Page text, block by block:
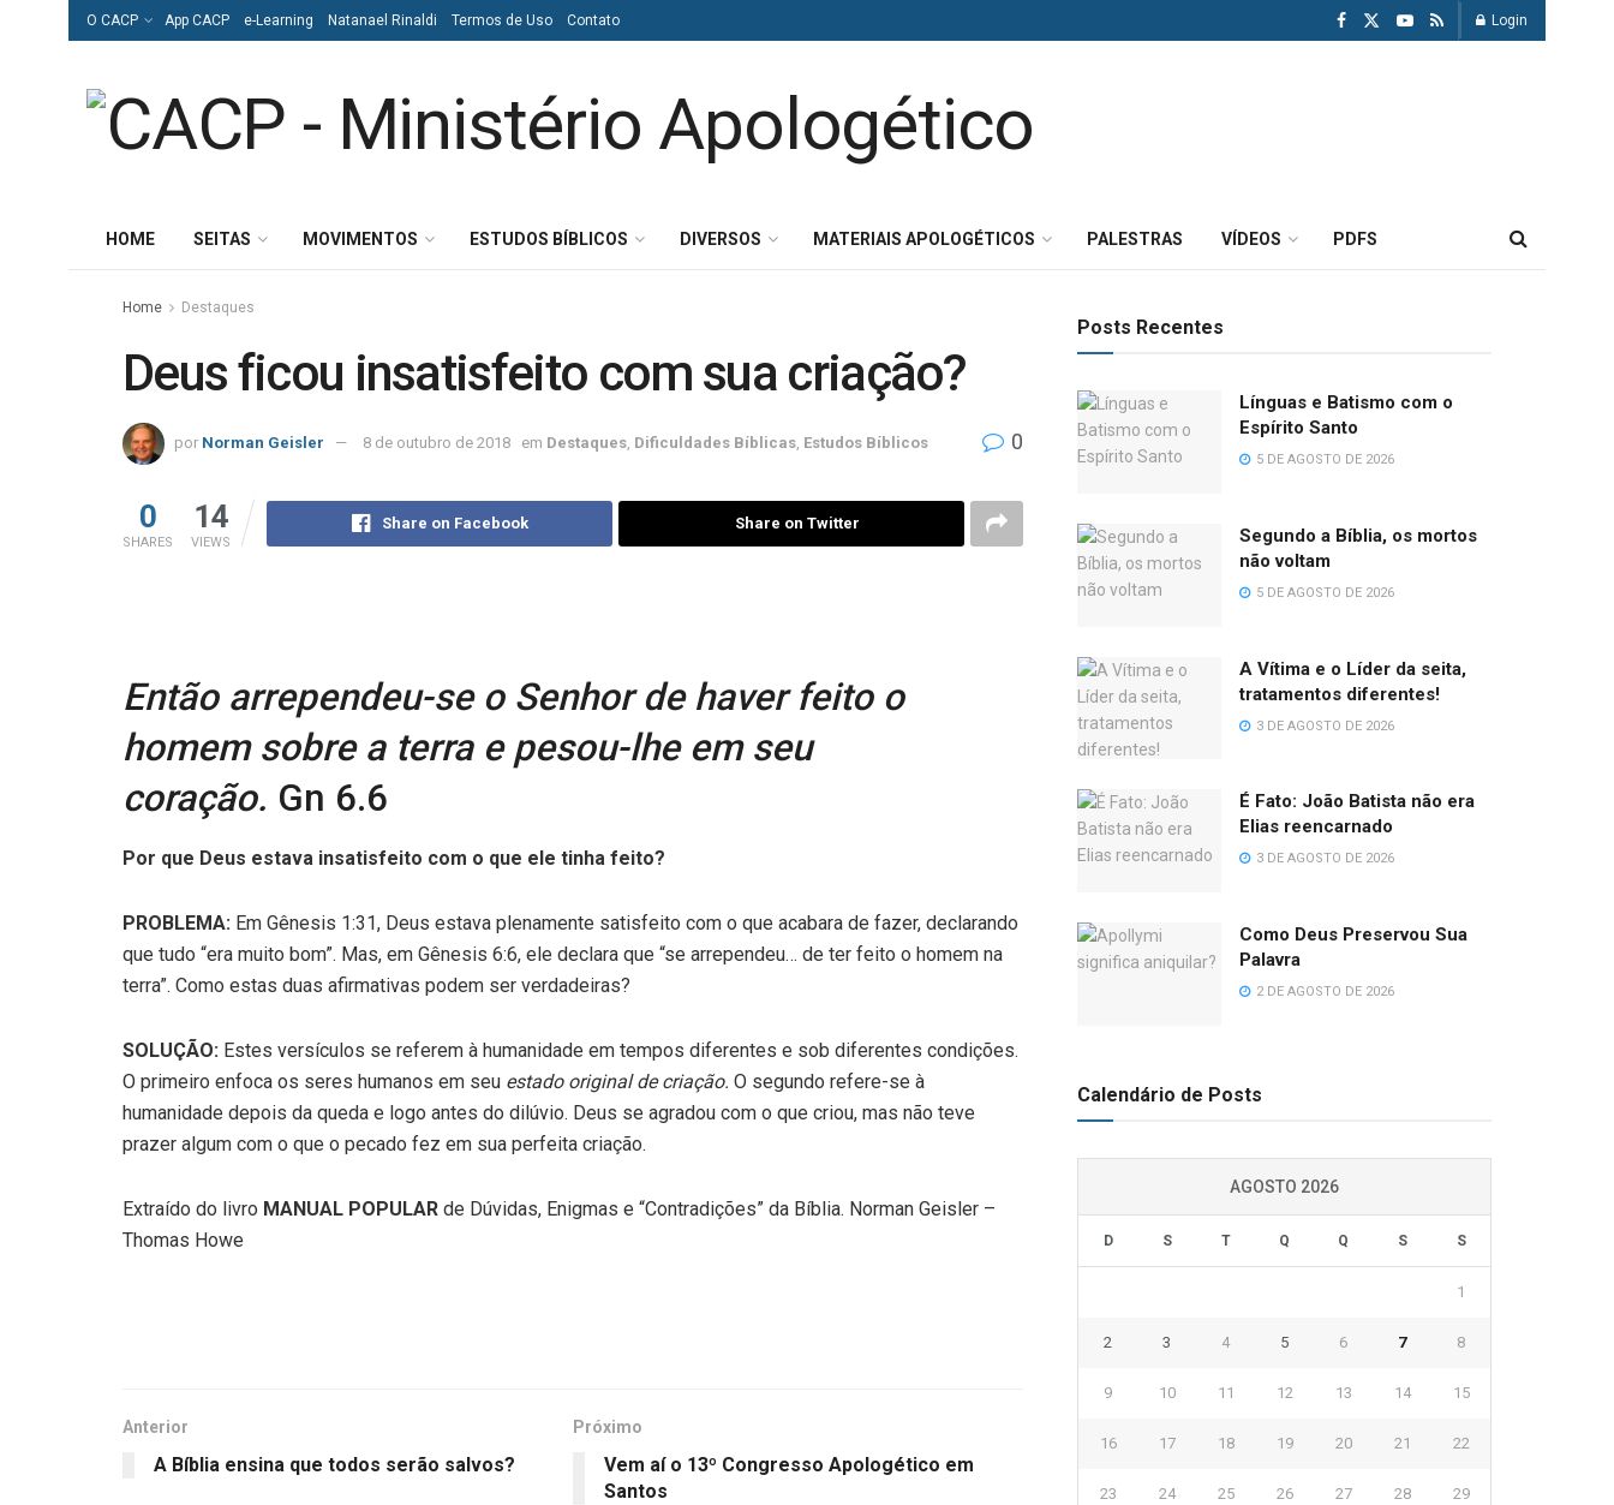
O CACP App CACP e-Learning Natanael Rinaldi Termos de Uso Contato Login
HOME SEITAS MOVIMENTOS ESTUDOS BÍBLICOS DIVERSOS MATERIAIS APOLOGÉTICOS PALESTRAS VÍDEOS PDFS
Home Destaques
Deus ficou insatisfeito com sua criação?
por Norman Geisler 8 de outubro de 2018 em Destaques Dificuldades Bíblicas Estudos Bíblicos 0
0
SHARES
14
VIEWS
Share on Facebook Share on Twitter
Então arrependeu-se o Senhor de haver feito o
homem sobre a terra e pesou-lhe em seu
coração. Gn 6.6
Por que Deus estava insatisfeito com o que ele tinha feito?
PROBLEMA: Em Gênesis 1:31, Deus estava plenamente satisfeito com o que acabara de fazer, declarando
que tudo “era muito bom”. Mas, em Gênesis 6:6, ele declara que “se arrependeu… de ter feito o homem na
terra”. Como estas duas afirmativas podem ser verdadeiras?
SOLUÇÃO: Estes versículos se referem à humanidade em tempos diferentes e sob diferentes condições.
O primeiro enfoca os seres humanos em seu estado original de criação. O segundo refere-se à
humanidade depois da queda e logo antes do dilúvio. Deus se agradou com o que criou, mas não teve
prazer algum com o que o pecado fez em sua perfeita criação.
Extraído do livro MANUAL POPULAR de Dúvidas, Enigmas e “Contradições” da Bíblia. Norman Geisler –
Thomas Howe
Anterior
A Bíblia ensina que todos serão salvos?
Próximo
Vem aí o 13º Congresso Apologético em
Santos
Posts Recentes
Línguas e Batismo com o
Espírito Santo
5 DE AGOSTO DE 2026
Segundo a Bíblia, os mortos
não voltam
5 DE AGOSTO DE 2026
A Vítima e o Líder da seita,
tratamentos diferentes!
3 DE AGOSTO DE 2026
É Fato: João Batista não era
Elias reencarnado
3 DE AGOSTO DE 2026
Como Deus Preservou Sua
Palavra
2 DE AGOSTO DE 2026
Calendário de Posts
AGOSTO 2026
D S T Q Q S S
1
2 3 4 5 6 7 8
9 10 11 12 13 14 15
16 17 18 19 20 21 22
23 24 25 26 27 28 29